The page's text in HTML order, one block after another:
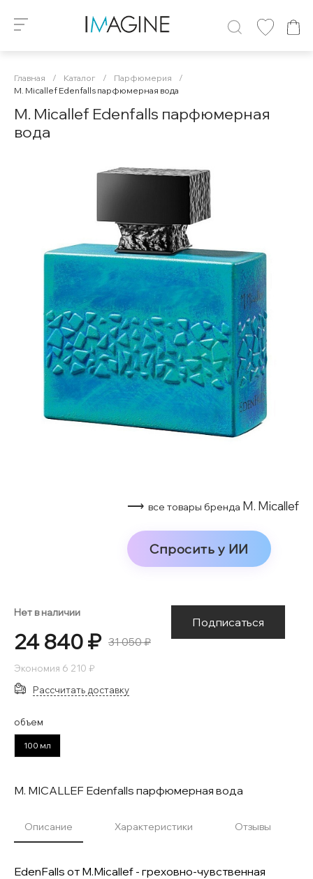
Главная / Каталог / Парфюмерия
/
M. Micallef Edenfalls парфюмерная вода
M. Micallef Edenfalls парфюмерная
вода
⟶ все товары бренда M. Micallef
Спросить у ИИ
Нет в наличии
24 840 ₽ 31 050 ₽
Экономия 6 210 ₽
Подписаться
Рассчитать доставку
объем
100 мл
M. MICALLEF Edenfalls парфюмерная вода
Описание Характеристики Отзывы
EdenFalls от M.Micallef - греховно-чувственная